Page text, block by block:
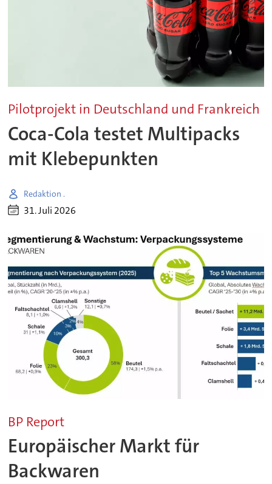
Pilotprojekt in Deutschland und Frankreich
Coca-Cola testet Multipacks
mit Klebepunkten
Redaktion .
31. Juli 2026
BP Report
Europäischer Markt für
Backwaren